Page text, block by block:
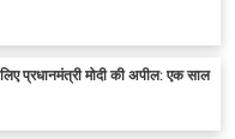
प्रधानमंत्री मोदी की अपील: एक साल